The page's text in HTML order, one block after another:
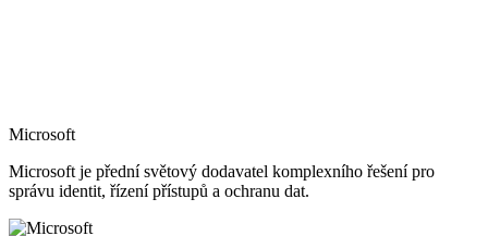
Microsoft
Microsoft je přední světový dodavatel komplexního řešení pro
správu identit, řízení přístupů a ochranu dat.